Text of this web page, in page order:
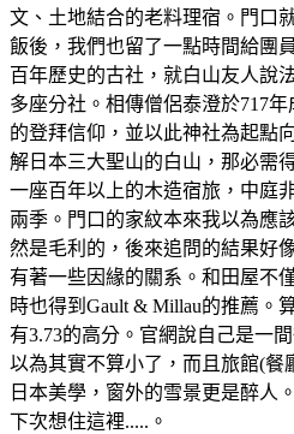
文、土地結合的老料理宿。門口
飯後，我們也留了一點時間給團
百年歷史的古社，就白山友人說
多座分社。相傳僧侶泰澄於717
的登拜信仰，並以此神社為起點
解日本三大聖山的白山，那必需
一座百年以上的木造宿旅，中庭
兩季。門口的家紋本來我以為應
然是毛利的，後來追問的結果好
有著一些因緣的關系。和田屋不
時也得到Gault & Millau的推薦。
有3.73的高分。官網說自己是一
以為其實不算小了，而且旅館(餐
日本美學，窗外的雪景更是醉人
下次想住這裡.....。